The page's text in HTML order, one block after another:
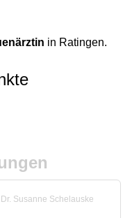
in Ratingen.
Susanne Schelauske